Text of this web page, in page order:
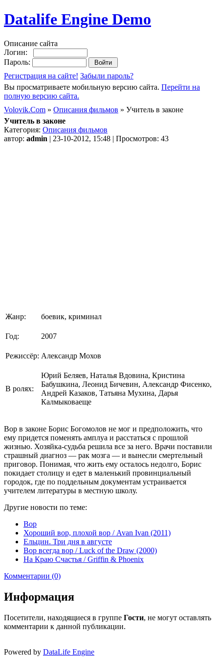
Datalife Engine Demo
Описание сайта
Логин:
Пароль:
Регистрация на сайте! Забыли пароль?
Вы просматриваете мобильную версию сайта. Перейти на
полную версию сайта.
Volovik.Com » Описания фильмов » Учитель в законе
Учитель в законе
Категория: Описания фильмов
автор: admin | 23-10-2012, 15:48 | Просмотров: 43
Жанр: боевик, криминал
Год: 2007
Режиссёр: Александр Мохов
В ролях:
Юрий Беляев, Наталья Вдовина, Кристина
Бабушкина, Леонид Бичевин, Александр Фисенко,
Андрей Казаков, Татьяна Мухина, Дарья
Калмыковаеще
Вор в законе Борис Богомолов не мог и предположить, что
ему придется поменять амплуа и расстаться с прошлой
жизнью. Хозяйка-судьба решила все за него. Врачи поставили
страшный диагноз — рак мозга — и вынесли смертельный
приговор. Понимая, что жить ему осталось недолго, Борис
покидает столицу и едет в маленький провинциальный
городок, где по поддельным документам устраивается
учителем литературы в местную школу.
Другие новости по теме:
Вор
Хороший вор, плохой вор / Avan Ivan (2011)
Ельцин. Три дня в августе
Вор всегда вор / Luck of the Draw (2000)
На Краю Счастья / Griffin & Phoenix
Комментарии (0)
Информация
Посетители, находящиеся в группе Гости, не могут оставлять
комментарии к данной публикации.
Powered by DataLife Engine